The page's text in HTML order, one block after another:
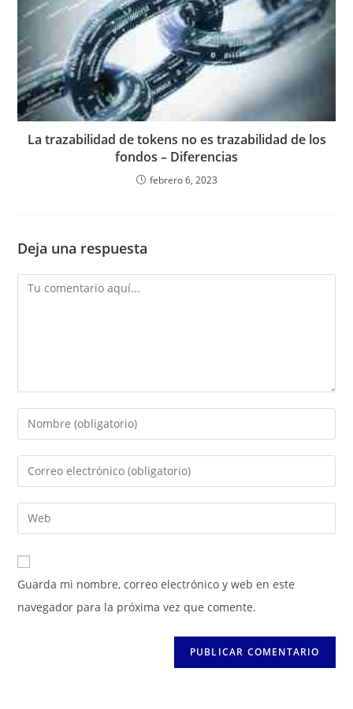
La trazabilidad de tokens no es trazabilidad de los
fondos – Diferencias
febrero 6, 2023
Deja una respuesta
Comentario
Introduce
tu
nombre
o
de
usuario
para
comentar
Introduce
tu
dirección
de
correo
electrónico
para
Introduce
la
URL
de
tu
Guarda mi nombre, correo electrónico y web en este
navegador para la próxima vez que comente.